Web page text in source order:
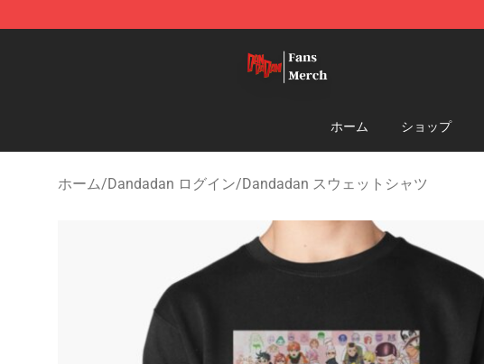
ホーム ショップ
ホーム/Dandadan ログイン/Dandadan スウェットシャツ